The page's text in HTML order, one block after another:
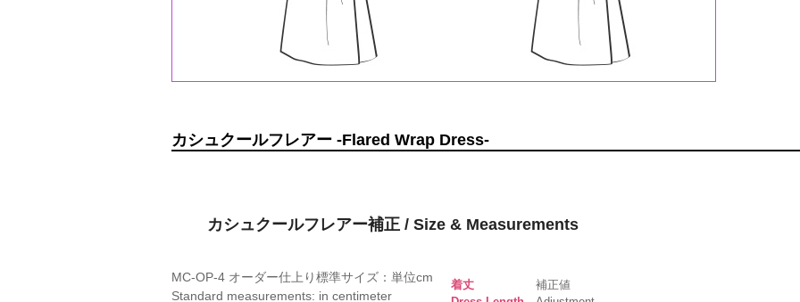
カシュクールフレアー -Flared Wrap Dress-
カシュクールフレアー補正 / Size & Measurements
MC-OP-4 オーダー仕上り標準サイズ：単位cm
Standard measurements: in centimeter
着丈
補正値